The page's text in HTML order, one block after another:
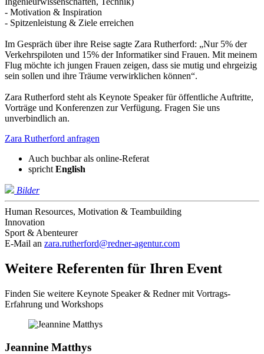
- Motivation & Inspiration
- Spitzenleistung & Ziele erreichen
Im Gespräch über ihre Reise sagte Zara Rutherford: „Nur 5% der
Verkehrspiloten und 15% der Informatiker sind Frauen. Mit meinem
Flug möchte ich jungen Frauen zeigen, dass sie mutig und ehrgeizig
sein sollen und ihre Träume verwirklichen können“.
Zara Rutherford steht als Keynote Speaker für öffentliche Auftritte,
Vorträge und Konferenzen zur Verfügung. Fragen Sie uns
unverbindlich an.
Zara Rutherford anfragen
Auch buchbar als online-Referat
sprichtEnglish
Bilder
Human Resources, Motivation & Teambuilding
Innovation
Sport & Abenteurer
E-Mail an zara.rutherford@redner-agentur.com
Weitere Referenten für Ihren Event
Finden Sie weitere Keynote Speaker & Redner mit Vortrags-
Erfahrung und Workshops
Jeannine Matthys